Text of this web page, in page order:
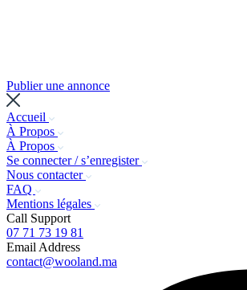
Publier une annonce
Accueil
À Propos
À Propos
Se connecter / s’enregister
Nous contacter
FAQ
Mentions légales
Call Support
07 71 73 19 81
Email Address
contact@wooland.ma